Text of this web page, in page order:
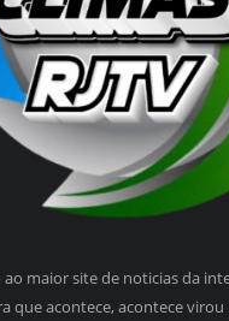
ao maior site de noticias da
que acontece, acontece